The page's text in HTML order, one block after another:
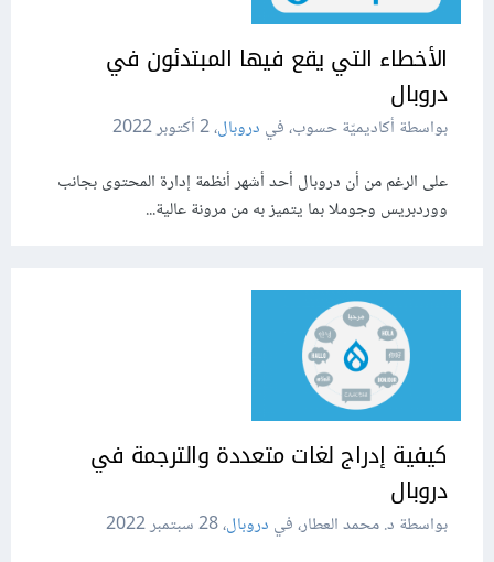
الأخطاء التي يقع فيها المبتدئون في
دروبال
بواسطة أكاديميّة حسوب، في دروبال،2 أكتوبر 2022
على الرغم من أن دروبال أحد أشهر أنظمة إدارة المحتوى بجانب
ووردبريس وجوملا بما يتميز به من مرونة عالية...
كيفية إدراج لغات متعددة والترجمة في
دروبال
بواسطة د. محمد العطار، في دروبال،28 سبتمبر 2022